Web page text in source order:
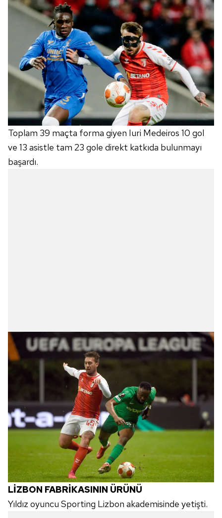
Toplam 39 maçta forma giyen Iuri Medeiros 10 gol
ve 13 asistle tam 23 gole direkt katkıda bulunmayı
başardı.
LİZBON FABRİKASININ ÜRÜNÜ
Yıldız oyuncu Sporting Lizbon akademisinde yetişti.